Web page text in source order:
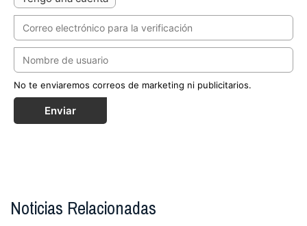
No te enviaremos correos de marketing ni publicitarios.
Enviar
Noticias Relacionadas